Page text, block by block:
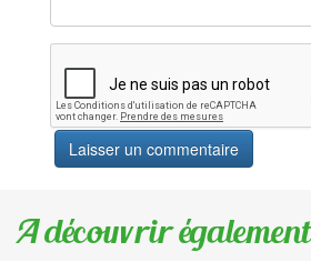
A découvrir également